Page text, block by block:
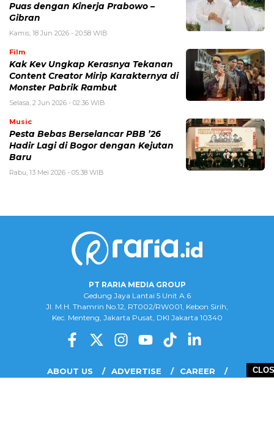
Puas dengan Kinerja Prabowo –
Gibran
Kamis, 18 Jun 2026 - 20:58 WIB
Film
Kak Kev Ungkap Kerasnya Tekanan
Content Creator Mirip Karakternya di
Monster Pabrik Rambut
Selasa, 2 Jun 2026 - 02:36 WIB
Music
Pesta Bebas Berselancar PBB ’26
Hadir Lagi di Bogor dengan Kejutan
Baru
Rabu, 13 Mei 2026 - 05:38 WIB
PT RARIA MEDIA GROUP
Gedung Jaya Lantai 5 Unit A.6
Jl. M.H. Thamrin No.12, RT002/RW001, Kebon Sirih,
Kec. Menteng, Jakarta Pusat, DKI Jakarta 10340
ABOUT US ADVERTISE
CAREER